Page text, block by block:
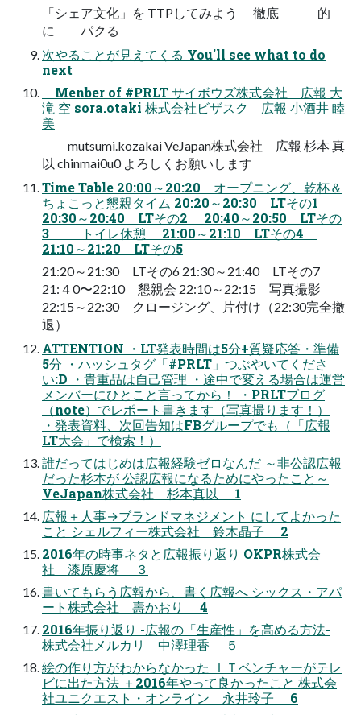
「シェア文化」を TTPしてみよう 徹底 的
に パクる
次やることが見えてくる You'll see what to do
next
Menber of #PRLT サイボウズ株式会社 広報 大
滝 空 sora.otaki 株式会社ビザスク 広報 小酒井 睦
美
mutsumi.kozakai VeJapan株式会社 広報 杉本 真
以 chinmai0u0 よろしくお願いします
Time Table 20:00～20:20 オープニング、乾杯＆
ちょこっと懇親タイム 20:20～20:30 LTその1
20:30～20:40 LTその2 20:40～20:50 LTその
3 トイレ休憩 21:00～21:10 LTその4
21:10～21:20 LTその5
21:20～21:30 LTその6 21:30～21:40 LTその7
21:４0〜22:10 懇親会 22:10～22:15 写真撮影
22:15～22:30 クロージング、片付け（22:30完全撤
退）
ATTENTION ・LT発表時間は5分+質疑応答・準備
5分 ・ハッシュタグ「#PRLT」つぶやいてくださ
い:D ・貴重品は自己管理 ・途中で変える場合は運営
メンバーにひとこと言ってから！ ・PRLTブログ
（note）でレポート書きます（写真撮ります！）
・発表資料、次回告知はFBグループでも（「広報
LT大会」で検索！）
誰だってはじめは広報経験ゼロなんだ ～非公認広報
だった杉本が 公認広報になるためにやったこと～
VeJapan株式会社 杉本真以 1
広報＋人事→ブランドマネジメント にしてよかった
こと シェルフィー株式会社 鈴木晶子 2
2016年の時事ネタと広報振り返り OKPR株式会
社 漆原慶将 ３
書いてもらう広報から、書く広報へ シックス・アパ
ート株式会社 壽かおり 4
2016年振り返り -広報の「生産性」を高める方法-
株式会社メルカリ 中澤理香 ５
絵の作り方がわからなかった ＩＴベンチャーがテレ
ビに出た方法 ＋2016年やって良かったこと 株式会
社ユニクエスト・オンライン 永井玲子 6